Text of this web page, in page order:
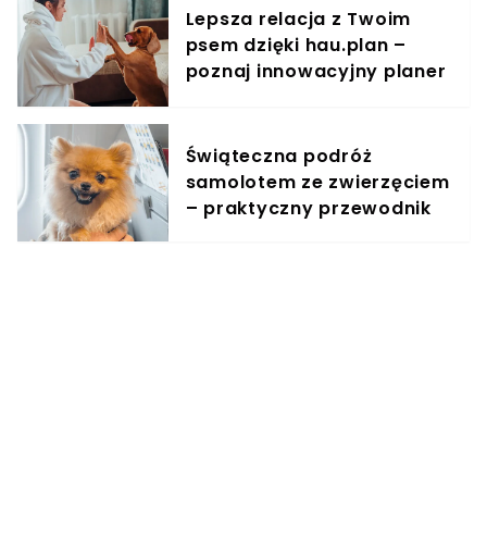
Lepsza relacja z Twoim
psem dzięki hau.plan –
poznaj innowacyjny planer
Świąteczna podróż
samolotem ze zwierzęciem
– praktyczny przewodnik